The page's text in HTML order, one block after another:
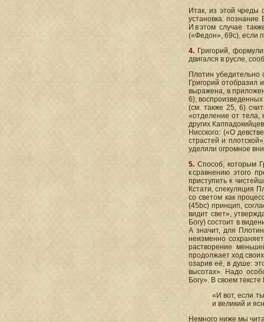
Итак, из этой чреды
установка:
И в этом случае
(«Федон», 69с), если
4. Григорий,
двигался в русле,
Плотин убедительно
Григорий отобразил
выражена, в
6),
(см. также 25, 6)
«отделение от тела,
других
Нисского: («О
страстей и
уделяли огромное
5. Способ, которым
к сравнению этого
приступить к
Кстати, спекуляция
со светом как
(45bc) принцип,
видит свет»,
Богу) состоит в
А значит, для
неизменно
растворение
продолжает ход
озарив её, в душе:
высотах». Надо
Богу». В своем
«И вот, если
и великий и
Немного ниже мы